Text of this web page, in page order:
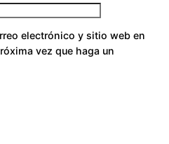
electrónico y sitio web en
vez que haga un